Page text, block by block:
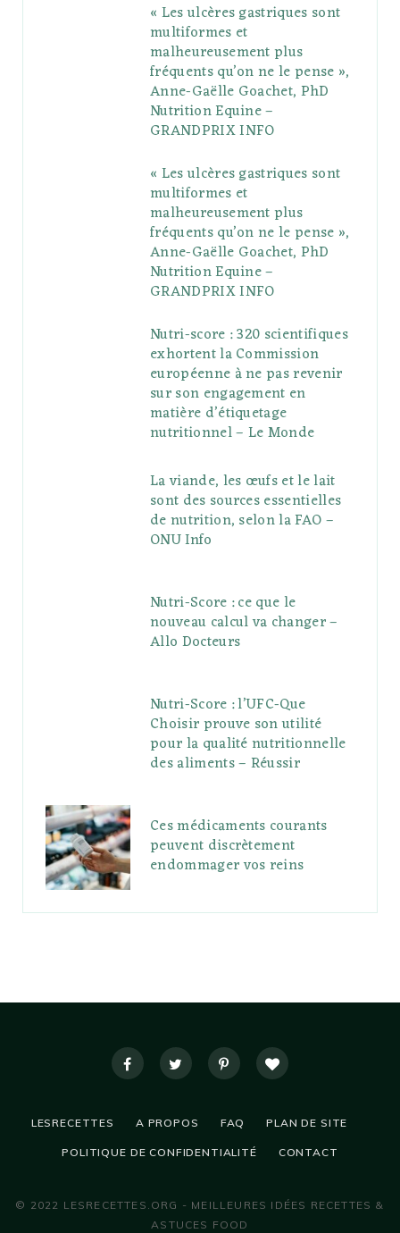
e
P
l
s
g
r
a
r
e
s
r
« Les ulcères gastriques sont
multiformes et
malheureusement plus
fréquents qu’on ne le pense »,
Anne-Gaëlle Goachet, PhD
Nutrition Equine –
GRANDPRIX INFO
« Les ulcères gastriques sont
multiformes et
malheureusement plus
fréquents qu’on ne le pense »,
Anne-Gaëlle Goachet, PhD
Nutrition Equine –
GRANDPRIX INFO
Nutri-score : 320 scientifiques
exhortent la Commission
européenne à ne pas revenir
sur son engagement en
matière d’étiquetage
nutritionnel – Le Monde
La viande, les œufs et le lait
sont des sources essentielles
de nutrition, selon la FAO –
ONU Info
Nutri-Score : ce que le
nouveau calcul va changer –
Allo Docteurs
Nutri-Score : l’UFC-Que
Choisir prouve son utilité
pour la qualité nutritionnelle
des aliments – Réussir
Ces médicaments courants
peuvent discrètement
endommager vos reins
LESRECETTES A PROPOS FAQ PLAN DE SITE
POLITIQUE DE CONFIDENTIALITÉ CONTACT
© 2022 LESRECETTES.ORG - MEILLEURES IDÉES RECETTES &
ASTUCES FOOD